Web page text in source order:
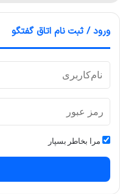
ورود / ثبت نام اتاق گفتگو
مرا بخاطر بسپار